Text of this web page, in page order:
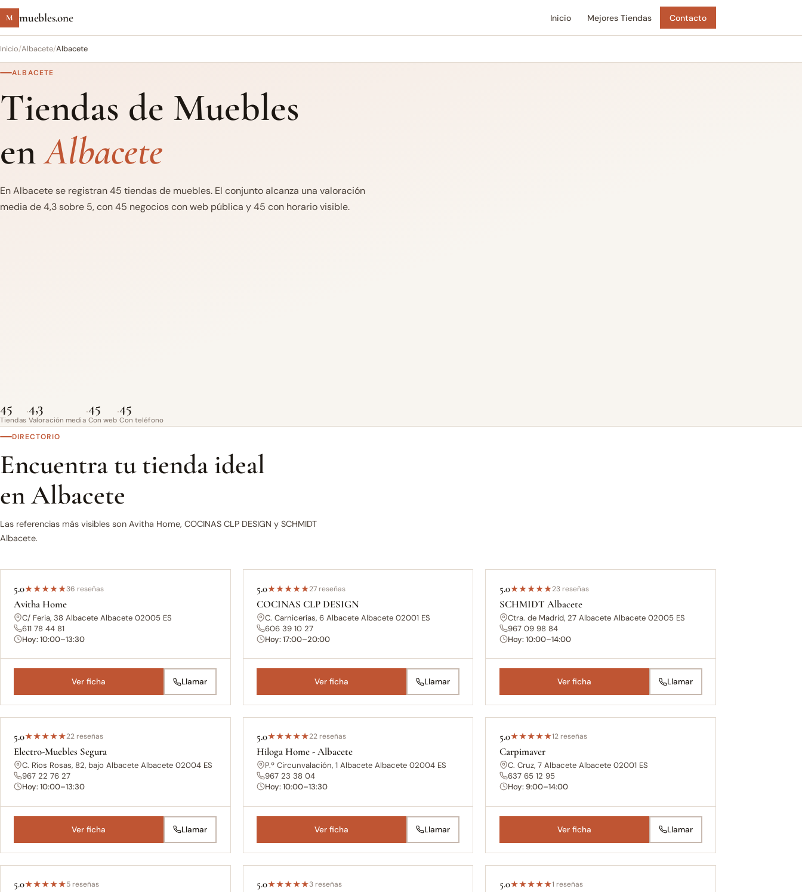
M muebles.one Inicio Mejores Tiendas Contacto
Inicio/Albacete/Albacete
ALBACETE
Tiendas de Muebles
enAlbacete
En Albacete se registran 45 tiendas de muebles. El conjunto alcanza una valoración
media de 4,3 sobre 5, con 45 negocios con web pública y 45 con horario visible.
45
Tiendas
·4,3
Valoración media
·45
Con web
·45
Con teléfono
DIRECTORIO
Encuentra tu tienda ideal
en Albacete
Las referencias más visibles son Avitha Home, COCINAS CLP DESIGN y SCHMIDT
Albacete.
5.0★★★★★36 reseñas
Avitha Home
C/ Feria, 38 Albacete Albacete 02005 ES
611 78 44 81
Hoy: 10:00–13:30
Ver ficha Llamar
5.0★★★★★27 reseñas
COCINAS CLP DESIGN
C. Carnicerías, 6 Albacete Albacete 02001 ES
606 39 10 27
Hoy: 17:00–20:00
Ver ficha Llamar
5.0★★★★★23 reseñas
SCHMIDT Albacete
Ctra. de Madrid, 27 Albacete Albacete 02005 ES
967 09 98 84
Hoy: 10:00–14:00
Ver ficha Llamar
5.0★★★★★22 reseñas
Electro-Muebles Segura
C. Ríos Rosas, 82, bajo Albacete Albacete 02004 ES
967 22 76 27
Hoy: 10:00–13:30
Ver ficha Llamar
5.0★★★★★22 reseñas
Hiloga Home - Albacete
P.º Circunvalación, 1 Albacete Albacete 02004 ES
967 23 38 04
Hoy: 10:00–13:30
Ver ficha Llamar
5.0★★★★★12 reseñas
Carpimaver
C. Cruz, 7 Albacete Albacete 02001 ES
637 65 12 95
Hoy: 9:00–14:00
Ver ficha Llamar
5.0★★★★★5 reseñas 5.0★★★★★3 reseñas 5.0★★★★★1 reseñas